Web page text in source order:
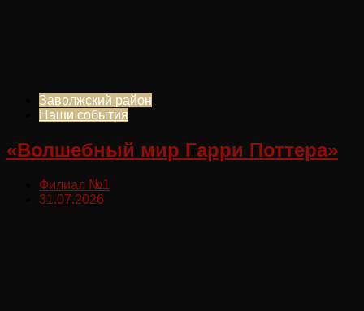
Заволжский район
Наши события
«Волшебный мир Гарри Поттера»
Филиал №1
31.07.2026